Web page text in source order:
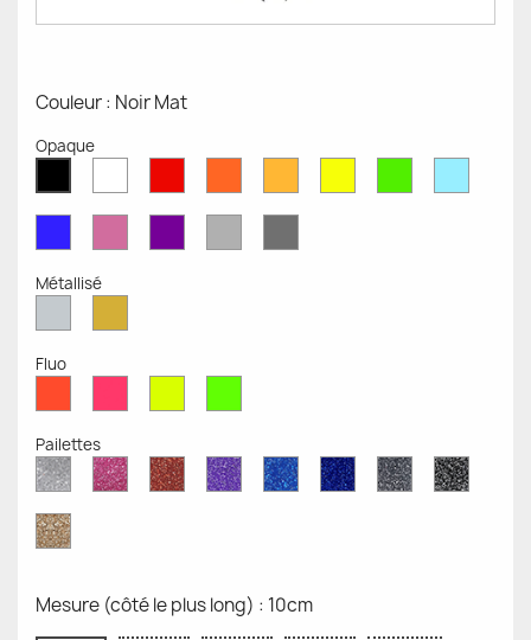
Couleur : Noir Mat
Opaque
Mat
Mat
Mat
Mat
Mate
OpaqueMat
Opaque
Mat
Mat
Mat
Clair
Foncé
Métallisé
MétalliséMétallique
Fluo
Fluo
Fluo
Fluo
Fluo
Pailettes
Diamant
Scintillant
Paillettes
Roses
Paillettes
Rouges
Paillettes
Violettes
Saphir
Bleu
Paillettes
Bleu
Gris
PailletéNoires
Paillettes
d'Or
Mesure (côté le plus long) : 10cm